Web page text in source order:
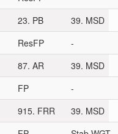
23. PB
39. MSD
ResFP
-
87. AR
39. MSD
FP
-
915. FRR
39. MSD